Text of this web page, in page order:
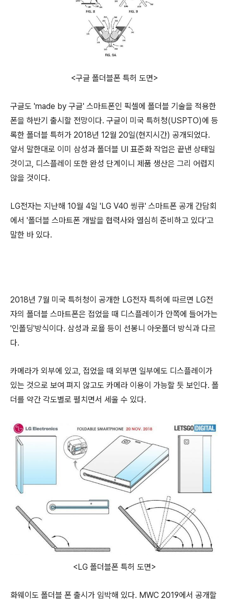
<구글 폴더블폰 특허 도면>
구글도 'made by 구글' 스마트폰인 픽셀에 폴더블 기술을 적용한
폰을 하반기 출시할 전망이다. 구글이 미국 특허청(USPTO)에 등
록한 폴더블 특허가 2018년 12월 20일(현지시간) 공개되었다.
앞서 말한대로 이미 삼성과 폴더블 UI 표준화 작업은 끝낸 상태일
것이고, 디스플레이 또한 완성 단계이니 제품 생산은 그리 어렵지
않을 것이다.
LG전자는 지난해 10월 4일 'LG V40 씽큐' 스마트폰 공개 간담회
에서 '폴더블 스마트폰 개발을 협력사와 열심히 준비하고 있다'고
말한 바 있다.
2018년 7월 미국 특허청이 공개한 LG전자 특허에 따르면 LG전
자의 폴더블 스마트폰은 접었을 때 디스플레이가 안쪽에 들어가는
'인폴딩'방식이다. 삼성과 로욜 등이 선봉니 아웃폴더 방식과 다르
다.
카메라가 외부에 있고, 접었을 때 외부면 일부에도 디스플레이가
있는 것으로 보여 펴지 않고도 카메라 이용이 가능할 듯 보인다. 폴
더를 약간 각도별로 펼치면서 세울 수 있다.
<LG 폴더블폰 특허 도면>
화웨이도 폴더블 폰 출시가 임박해 있다. MWC 2019에서 공개할